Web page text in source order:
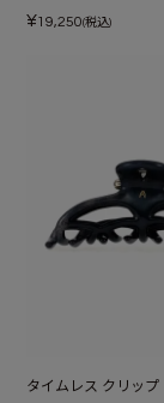
¥19,250(税込)
タイムレス クリップ